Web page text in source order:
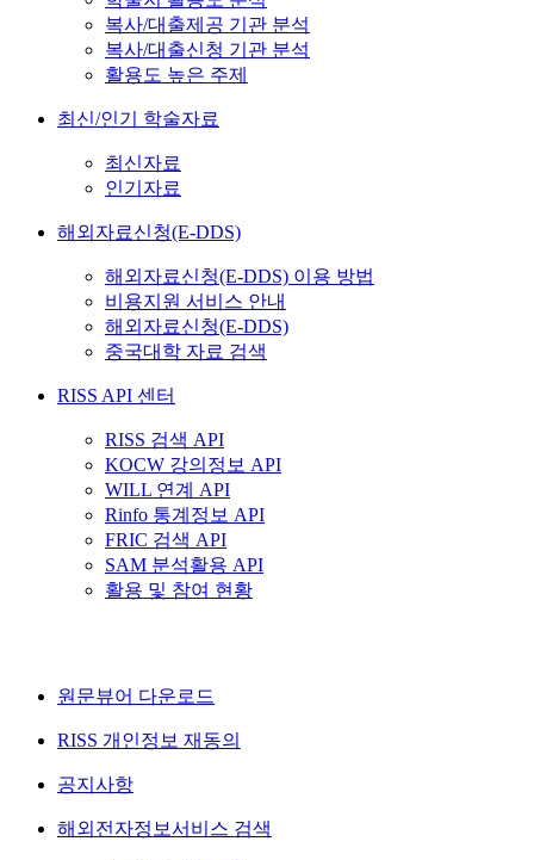
복사/대출제공 기관 분석
복사/대출신청 기관 분석
활용도 높은 주제
최신/인기 학술자료
최신자료
인기자료
해외자료신청(E-DDS)
해외자료신청(E-DDS) 이용 방법
비용지원 서비스 안내
해외자료신청(E-DDS)
중국대학 자료 검색
RISS API 센터
RISS 검색 API
KOCW 강의정보 API
WILL 연계 API
Rinfo 통계정보 API
FRIC 검색 API
SAM 분석활용 API
활용 및 참여 현황
원문뷰어 다운로드
RISS 개인정보 재동의
공지사항
해외전자정보서비스 검색